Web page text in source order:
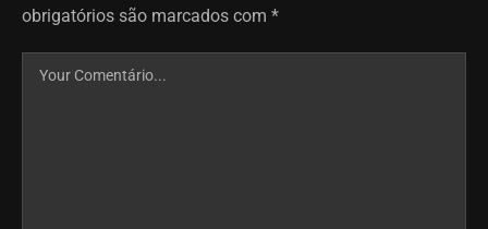
obrigatórios são marcados com *